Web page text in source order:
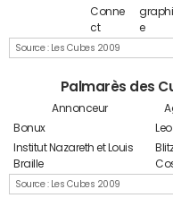
Source : Les Cubes 2009
Conne
ct
e
Palmarès des
Annonceur
Source : Les Cubes 2009
Bonux
Institut Nazareth et Louis
Braille